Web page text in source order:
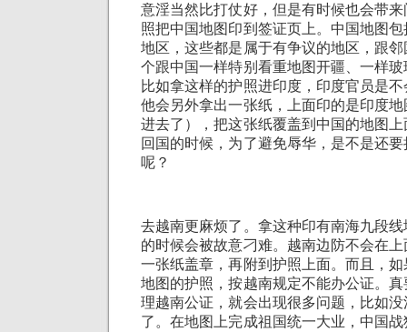
意淫当然比打仗好，但是有时候也会带
照把中国地图印到签证页上。中国地图
地区，这些都是属于有争议的地区，跟
个跟中国一样特别看重地图开疆、一样
比如拿这样的护照进印度，印度官员是
他会另外拿出一张纸，上面印的是印度
进去了），把这张纸覆盖到中国的地图
回国的时候，为了避免辱华，是不是还
呢？
去越南更麻烦了。拿这种印有南海九段
的时候会被故意刁难。越南边防不会在
一张纸盖章，再附到护照上面。而且，
地图的护照，按越南规定不能办公证。
理越南公证，就会出现很多问题，比如
了。在地图上完成祖国统一大业，中国